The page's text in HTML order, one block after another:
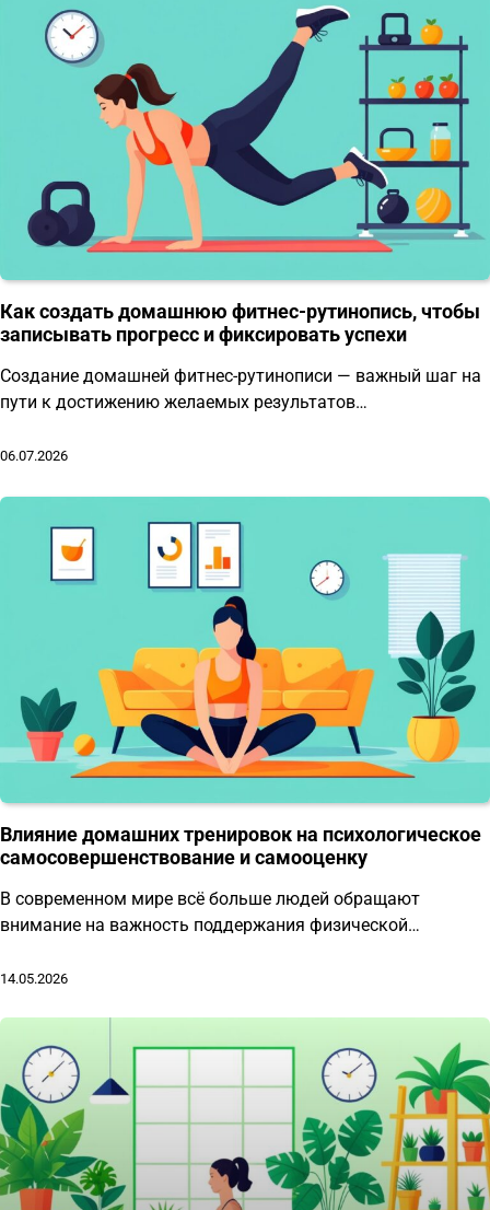
Как создать домашнюю фитнес-рутинопись, чтобы
записывать прогресс и фиксировать успехи
Создание домашней фитнес-рутинописи — важный шаг на
пути к достижению желаемых результатов…
06.07.2026
Влияние домашних тренировок на психологическое
самосовершенствование и самооценку
В современном мире всё больше людей обращают
внимание на важность поддержания физической…
14.05.2026